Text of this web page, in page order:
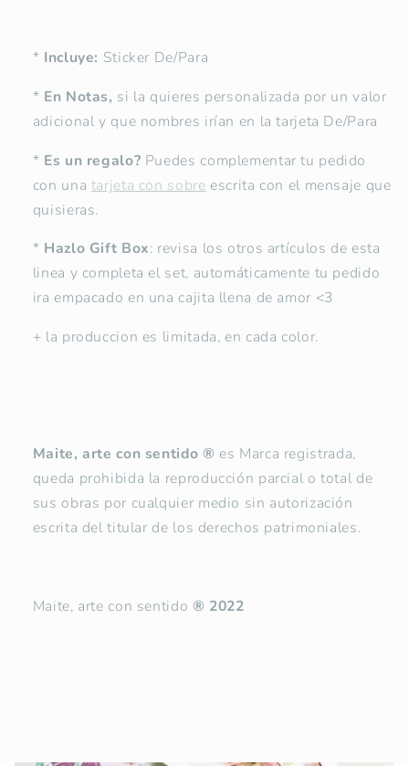
* Incluye: Sticker De/Para
* En Notas, si la quieres personalizada por un valor
adicional y que nombres irían en la tarjeta De/Para
* Es un regalo? Puedes complementar tu pedido
con una tarjeta con sobre escrita con el mensaje que
quisieras.
* Hazlo Gift Box: revisa los otros artículos de esta
linea y completa el set, automáticamente tu pedido
ira empacado en una cajita llena de amor <3
+ la produccion es limitada, en cada color.
Maite, arte con sentido ® es Marca registrada,
queda prohibida la reproducción parcial o total de
sus obras por cualquier medio sin autorización
escrita del titular de los derechos patrimoniales.
Maite, arte con sentido ® 2022